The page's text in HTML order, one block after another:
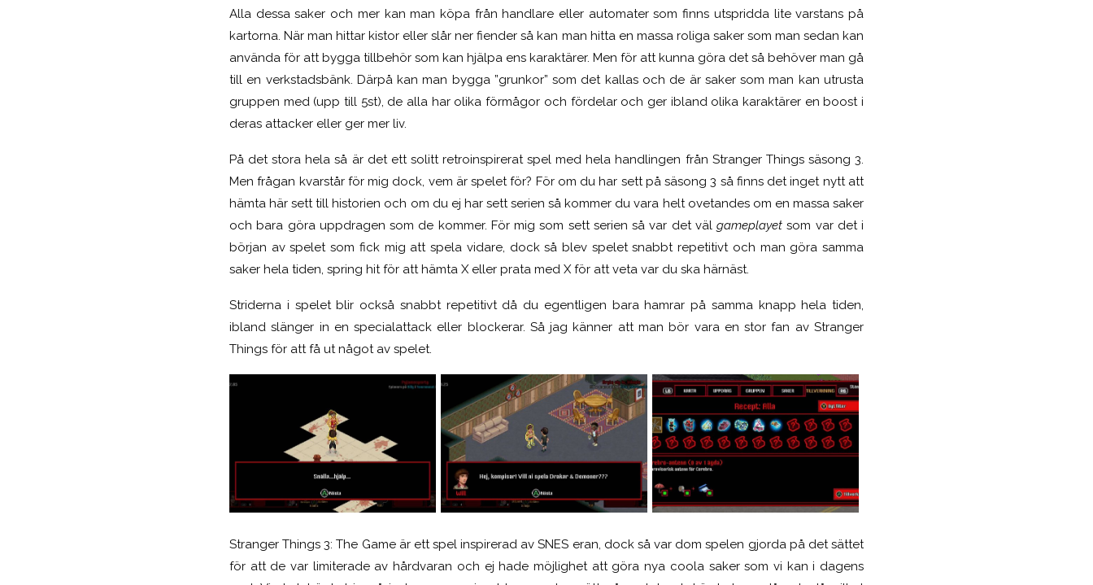
Alla dessa saker och mer kan man köpa från handlare eller automater som finns utspridda lite varstans på
kartorna. När man hittar kistor eller slår ner fiender så kan man hitta en massa roliga saker som man sedan kan
använda för att bygga tillbehör som kan hjälpa ens karaktärer. Men för att kunna göra det så behöver man gå
till en verkstadsbänk. Därpå kan man bygga ”grunkor” som det kallas och de är saker som man kan utrusta
gruppen med (upp till 5st), de alla har olika förmågor och fördelar och ger ibland olika karaktärer en boost i
deras attacker eller ger mer liv.
På det stora hela så är det ett solitt retroinspirerat spel med hela handlingen från Stranger Things säsong 3.
Men frågan kvarstår för mig dock, vem är spelet för? För om du har sett på säsong 3 så finns det inget nytt att
hämta här sett till historien och om du ej har sett serien så kommer du vara helt ovetandes om en massa saker
och bara göra uppdragen som de kommer. För mig som sett serien så var det väl gameplayet som var det i
början av spelet som fick mig att spela vidare, dock så blev spelet snabbt repetitivt och man göra samma
saker hela tiden, spring hit för att hämta X eller prata med X för att veta var du ska härnäst.
Striderna i spelet blir också snabbt repetitivt då du egentligen bara hamrar på samma knapp hela tiden,
ibland slänger in en specialattack eller blockerar. Så jag känner att man bör vara en stor fan av Stranger
Things för att få ut något av spelet.
Stranger Things 3: The Game är ett spel inspirerad av SNES eran, dock så var dom spelen gjorda på det sättet
för att de var limiterade av hårdvaran och ej hade möjlighet att göra nya coola saker som vi kan i dagens